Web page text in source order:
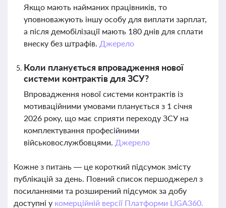
Якщо мають найманих працівників, то
уповноважують іншу особу для виплати зарплат,
а після демобілізації мають 180 днів для сплати
внеску без штрафів. Джерело
Коли планується впровадження нової
системи контрактів для ЗСУ?
Впровадження нової системи контрактів із
мотиваційними умовами планується з 1 січня
2026 року, що має сприяти переходу ЗСУ на
комплектування професійними
військовослужбовцями. Джерело
Кожне з питань — це короткий підсумок змісту
публікацій за день. Повний список першоджерел з
посиланнями та розширений підсумок за добу
доступні у комерційній версії Платформи LIGA360.